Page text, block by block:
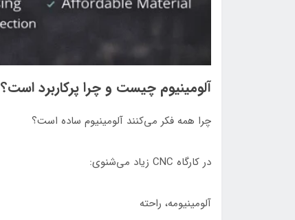
آلومینیوم چیست و چرا پرکاربرد است؟
چرا همه فکر می‌کنند آلومینیوم ساده است؟
در کارگاه CNC زیاد می‌شنوی:
آلومینیومه، راحته